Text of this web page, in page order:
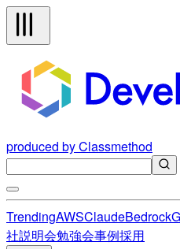
produced by Classmethod
TrendingAWSClaudeBedrock
社説明会勉強会事例採用